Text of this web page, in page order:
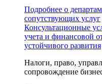
Подробнее о
сопутствующих услуг
Консультационные
учета и финансовой
устойчивого развития
Налоги, право,
сопровождение